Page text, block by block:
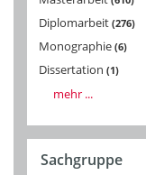
Diplomarbeit 276
Monographie 6
Dissertation 1
mehr ...
Sachgruppe